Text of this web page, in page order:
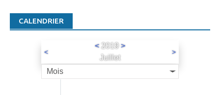
CALENDRIER
<
< 2019 >
Juillet
>
Mois